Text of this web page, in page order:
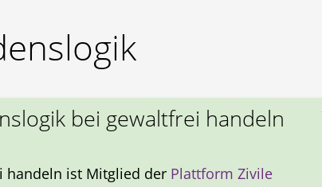
bei gewaltfrei handeln
handeln ist Mitglied der Plattform Zivile